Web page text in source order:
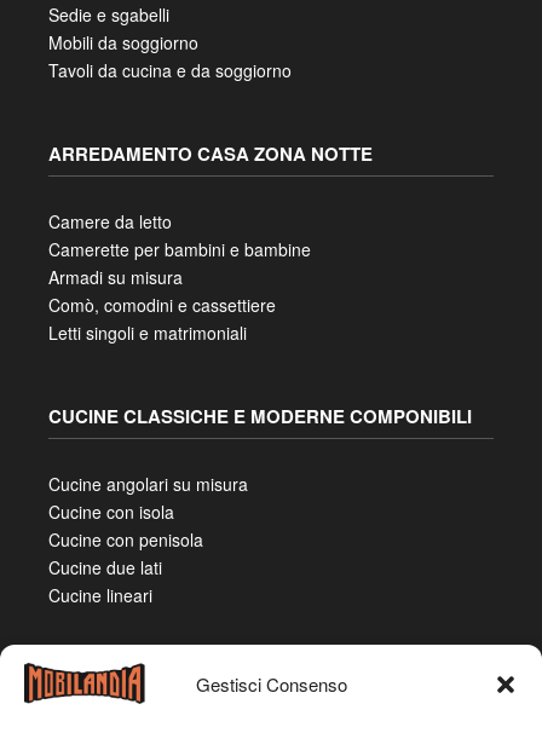
Gestisci Consenso
Sedie e sgabelli
Mobili da soggiorno
Tavoli da cucina e da soggiorno
ARREDAMENTO CASA ZONA NOTTE
Camere da letto
Camerette per bambini e bambine
Armadi su misura
Comò, comodini e cassettiere
Letti singoli e matrimoniali
CUCINE CLASSICHE E MODERNE COMPONIBILI
Cucine angolari su misura
Cucine con isola
Cucine con penisola
Cucine due lati
Cucine lineari